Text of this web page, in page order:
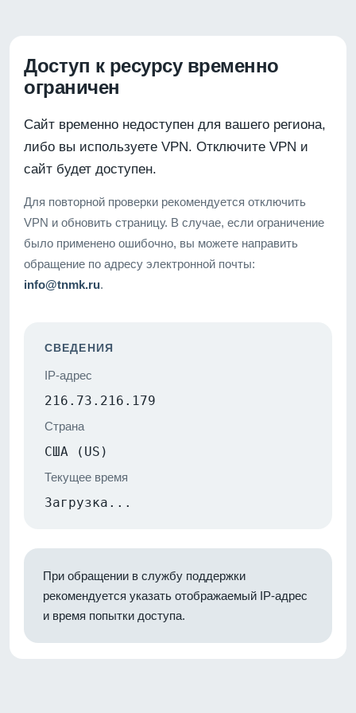
Доступ к ресурсу временно
ограничен
Сайт временно недоступен для вашего региона,
либо вы используете VPN. Отключите VPN и
сайт будет доступен.
Для повторной проверки рекомендуется отключить
VPN и обновить страницу. В случае, если ограничение
было применено ошибочно, вы можете направить
обращение по адресу электронной почты:
info@tnmk.ru.
СВЕДЕНИЯ
IP-адрес
216.73.216.179
Страна
США (US)
Текущее время
Загрузка...
При обращении в службу поддержки
рекомендуется указать отображаемый IP-адрес
и время попытки доступа.